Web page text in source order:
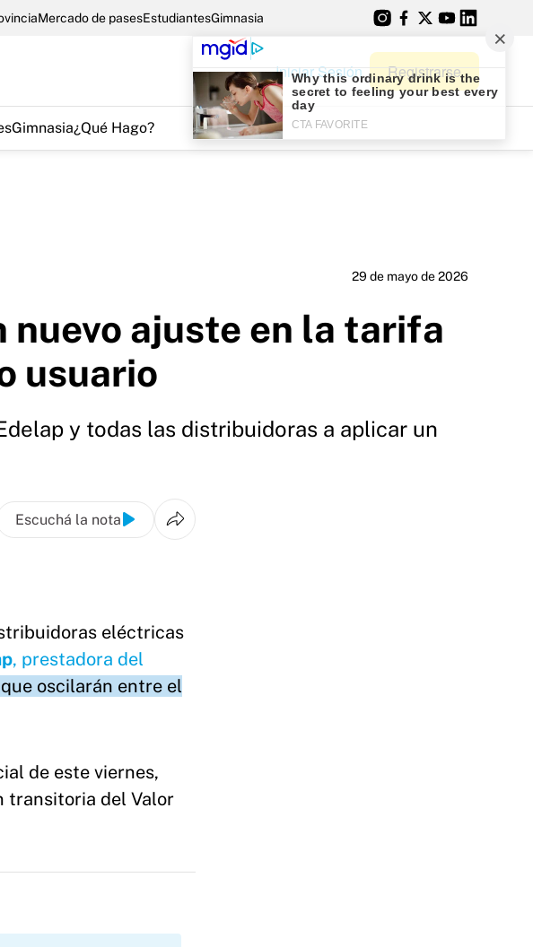
Mercado de pasesEstudiantesGimnasia
Iniciar Sesión Registrarse
Gimnasia¿Qué Hago?
29 de mayo de 2026
nuevo ajuste en la tarifa
usuario
y todas las distribuidoras a aplicar un
Escuchá la nota
eléctricas
, prestadora del
oscilarán entre el
de este viernes,
transitoria del Valor